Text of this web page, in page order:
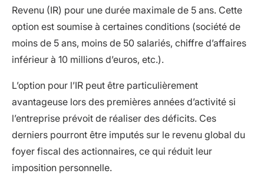
Revenu (IR) pour une durée maximale de 5 ans. Cette
option est soumise à certaines conditions (société de
moins de 5 ans, moins de 50 salariés, chiffre d’affaires
inférieur à 10 millions d’euros, etc.).
L’option pour l’IR peut être particulièrement
avantageuse lors des premières années d’activité si
l’entreprise prévoit de réaliser des déficits. Ces
derniers pourront être imputés sur le revenu global du
foyer fiscal des actionnaires, ce qui réduit leur
imposition personnelle.